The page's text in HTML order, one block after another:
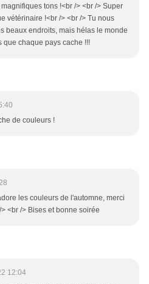
tons !<br /> <br /> Super
vétérinaire !<br /> <br /> Tu nous
beaux endroits, mais hélas le monde
que chaque pays cache !!!
de couleurs !
les couleurs de l'automne, merci
<br /> Bises et bonne soirée
12:04